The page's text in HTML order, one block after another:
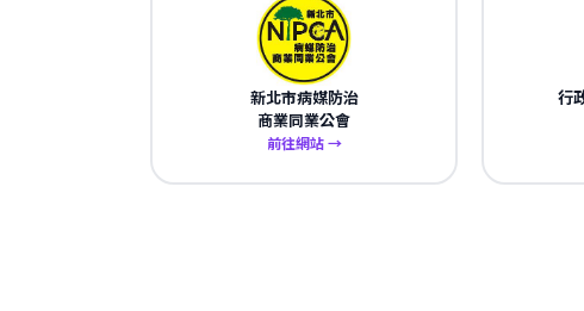
新北市病媒防治
商業同業公會
前往網站 →
行